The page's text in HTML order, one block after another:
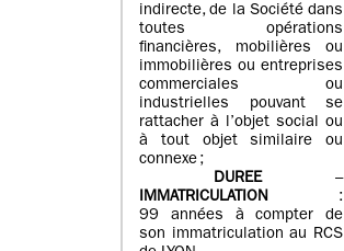
indirecte, de la Société dans
toutes opérations
financières, mobilières ou
immobilières ou entreprises
commerciales ou
industrielles pouvant se
rattacher à l’objet social ou
à tout objet similaire ou
connexe ;
DUREE–
IMMATRICULATION :
99 années à compter de
son immatriculation au RCS